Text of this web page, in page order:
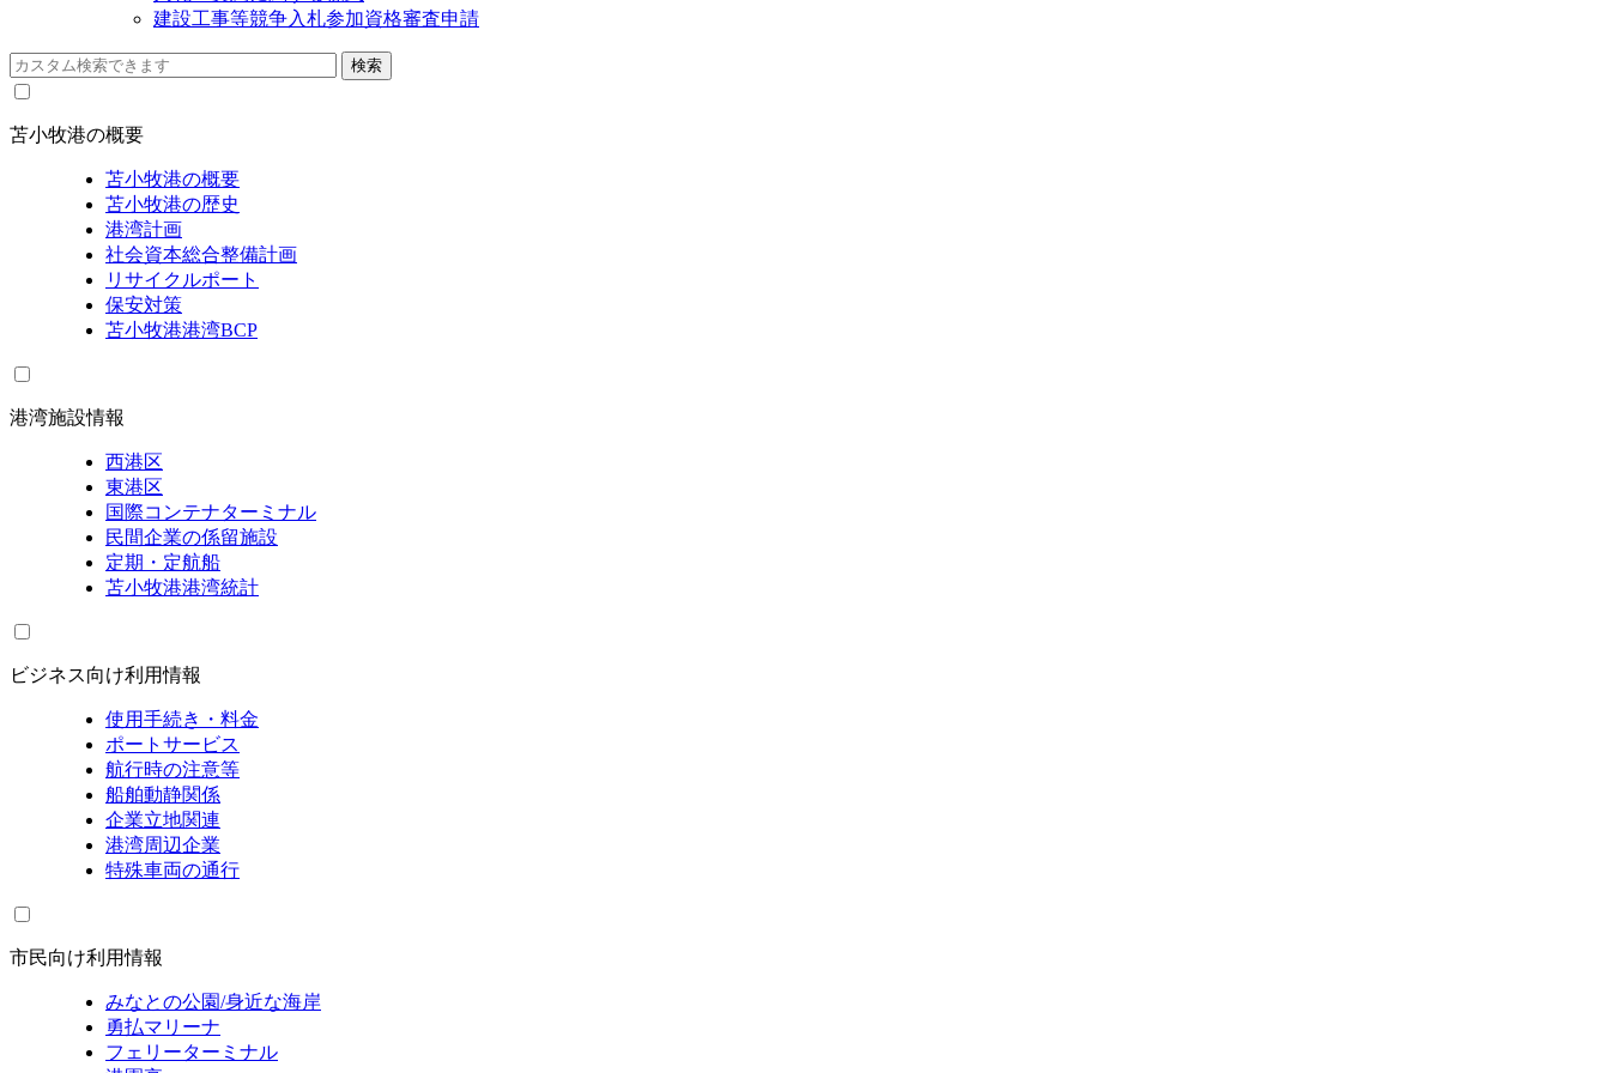
建設工事等競争入札参加資格審査申請
苫小牧港の概要
苫小牧港の概要
苫小牧港の歴史
港湾計画
社会資本総合整備計画
リサイクルポート
保安対策
苫小牧港港湾BCP
港湾施設情報
西港区
東港区
国際コンテナターミナル
民間企業の係留施設
定期・定航船
苫小牧港港湾統計
ビジネス向け利用情報
使用手続き・料金
ポートサービス
航行時の注意等
船舶動静関係
企業立地関連
港湾周辺企業
特殊車両の通行
市民向け利用情報
みなとの公園/身近な海岸
勇払マリーナ
フェリーターミナル